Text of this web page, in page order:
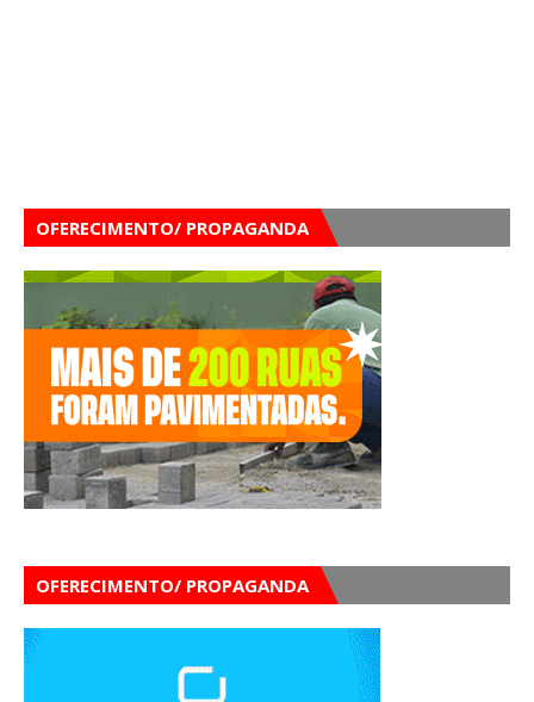
OFERECIMENTO/ PROPAGANDA
OFERECIMENTO/ PROPAGANDA